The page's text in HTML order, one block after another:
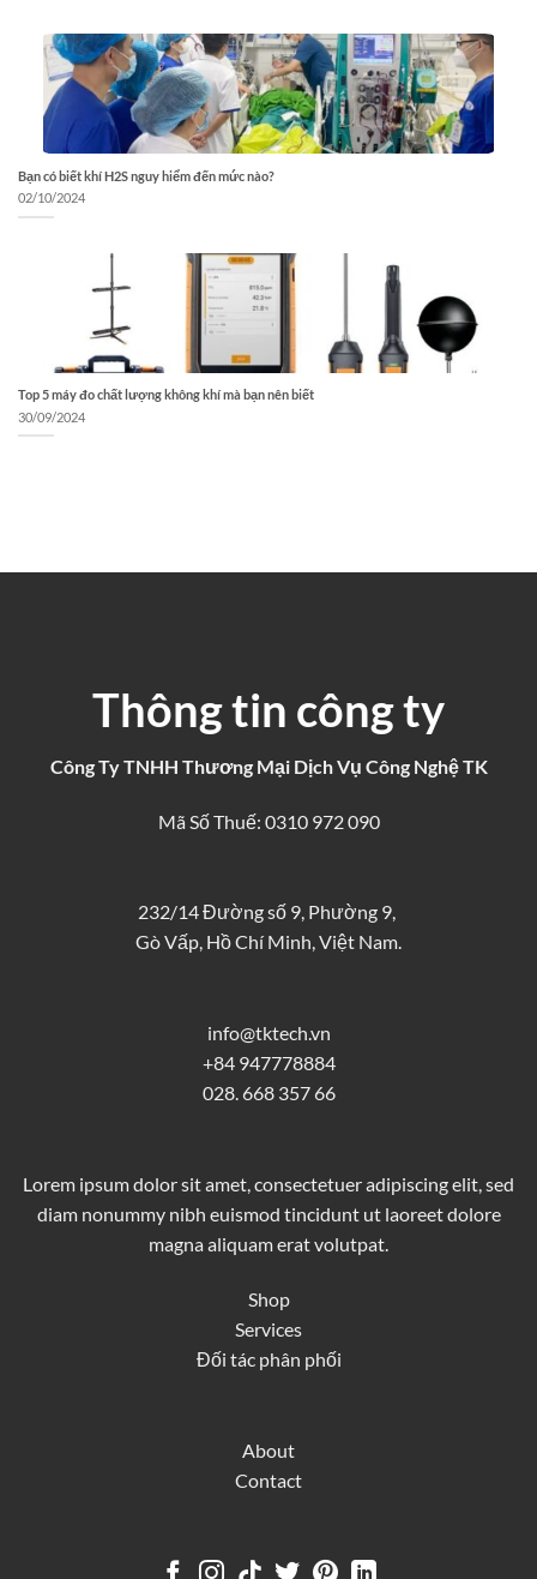
Bạn có biết khí H2S nguy hiểm đến mức nào?
02/10/2024
Top 5 máy đo chất lượng không khí mà bạn nên biết
30/09/2024
Thông tin công ty
Công Ty TNHH Thương Mại Dịch Vụ Công Nghệ TK
Mã Số Thuế: 0310 972 090
232/14 Đường số 9, Phường 9,
Gò Vấp, Hồ Chí Minh, Việt Nam.
info@tktech.vn
+84 947778884
028. 668 357 66
Lorem ipsum dolor sit amet, consectetuer adipiscing elit, sed
diam nonummy nibh euismod tincidunt ut laoreet dolore
magna aliquam erat volutpat.
Shop
Services
Đối tác phân phối
About
Contact